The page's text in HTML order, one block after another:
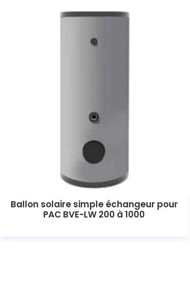
Ballon solaire simple échangeur pour
PAC BVE-LW 200 à 1000